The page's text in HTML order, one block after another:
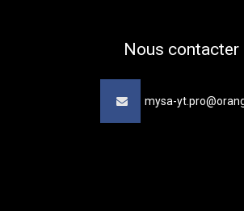
Nous contacter
mysa-